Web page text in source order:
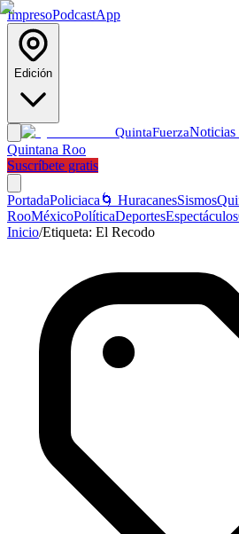
ImpresoPodcastApp
Edición
QuintaFuerzaNoticias
Quintana Roo
Suscríbete gratis
PortadaPoliciaca 🌀 HuracanesSismos
RooMéxicoPolíticaDeportesEspectáculos
Inicio/Etiqueta: El Recodo